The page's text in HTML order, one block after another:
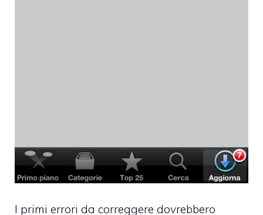
I primi errori da correggere dovrebbero